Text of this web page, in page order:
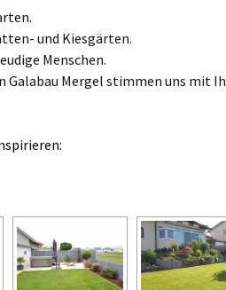
und Kiesgärten.
Menschen.
Galabau Mergel stimmen uns mit